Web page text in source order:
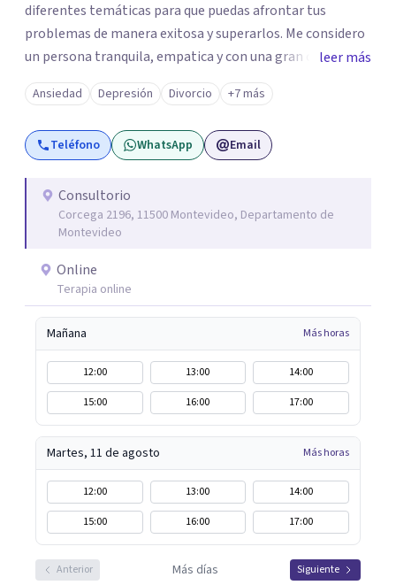
diferentes temáticas para que puedas afrontar tus
problemas de manera exitosa y superarlos. Me considero
un persona tranquila, empatica y con una gran capacidad
analítica. Disfruto ayudando a las personas brindándoles
un espacio único donde ser escuchadas sin prejuicios. Me
formé en la Universidad Católica del Uruguay y me
especialicé en el Instituto Sistémico de Buenos Aires,
formación continua por lo que estoy siempre buscando
formas de profundizar mis conocimientos.
leer más
Ansiedad Depresión Divorcio +7 más
Teléfono WhatsApp Email
Consultorio
Corcega 2196, 11500 Montevideo, Departamento de
Montevideo
Online
Terapia online
Mañana Más horas
12:00 13:00
14:00
15:00
16:00 17:00
Martes, 11 de agosto Más horas
12:00 13:00
14:00
15:00
16:00 17:00
Anterior Más días Siguiente